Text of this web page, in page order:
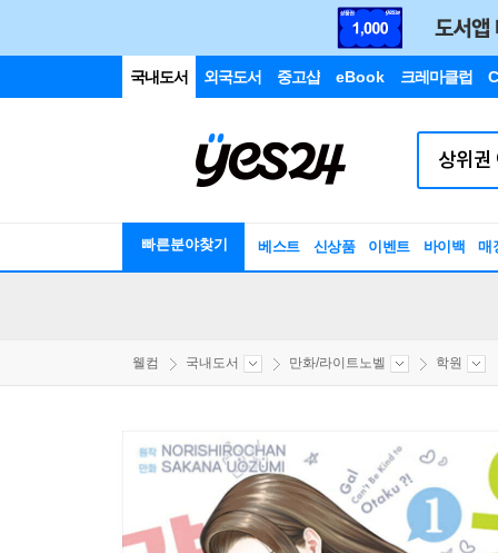
국내도서 외국도서 중고샵 eBook 크레마클럽
빠른분야찾기 베스트 신상품 이벤트 바이백 매
웰컴 국내도서 만화/라이트노벨 학원